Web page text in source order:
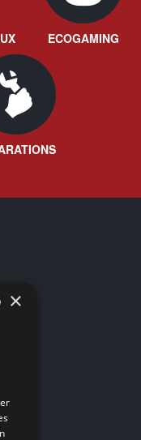
ECOGAMING
×